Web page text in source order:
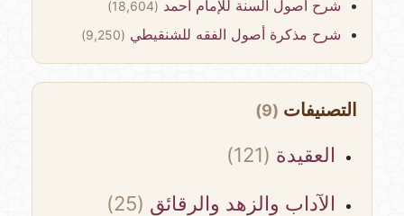
شرح أصول السنة للإمام أحمد(18,604)
شرح مذكرة أصول الفقه للشنقيطي (9,250)
التصنيفات(9)
العقيدة(121)
الآداب والزهد والرقائق(25)